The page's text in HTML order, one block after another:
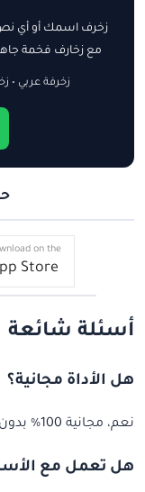
زخرف اسمك أو أي نص
مع زخارف فخمة
زخرفة عربي •
on the
Store
أسئلة شائعة
هل الأداة مجانية؟
نعم، مجانية 100% بدون قيود أو تسجيل.
هل تعمل مع